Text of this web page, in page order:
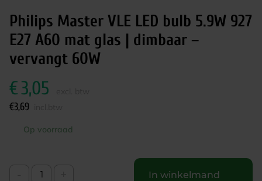
Philips Master VLE LED bulb 5.9W 927
E27 A60 mat glas | dimbaar –
vervangt 60W
€3,05
€3,69
Op voorraad
In winkelmand